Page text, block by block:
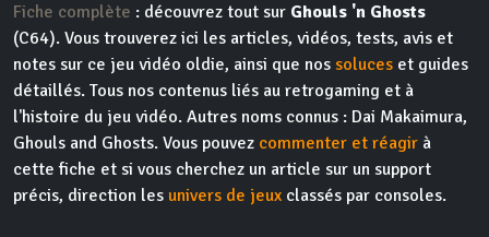
Fiche complète : découvrez tout sur Ghouls 'n Ghosts
(C64). Vous trouverez ici les articles, vidéos, tests, avis et
notes sur ce jeu vidéo oldie, ainsi que nos soluces et guides
détaillés. Tous nos contenus liés au retrogaming et à
l'histoire du jeu vidéo. Autres noms connus : Dai Makaimura,
Ghouls and Ghosts. Vous pouvez commenter et réagir à
cette fiche et si vous cherchez un article sur un support
précis, direction les univers de jeux classés par consoles.